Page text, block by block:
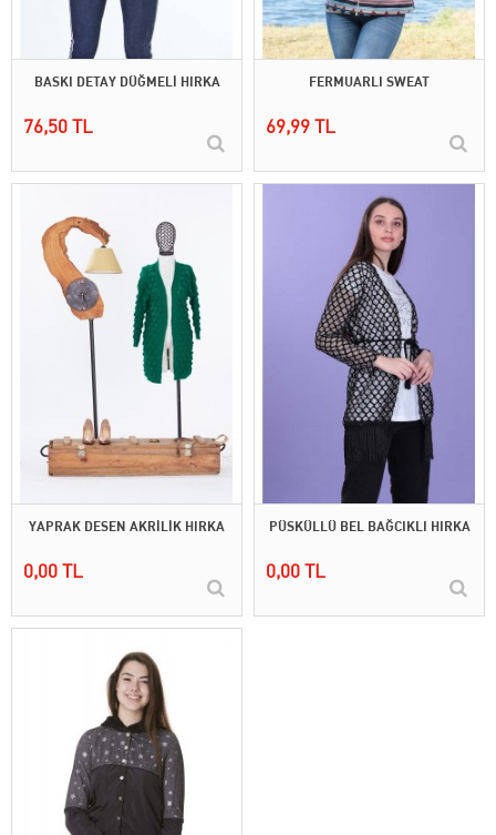
BASKI DETAY DÜĞMELİ HIRKA
76,50 TL
FERMUARLI SWEAT
69,99 TL
YAPRAK DESEN AKRİLİK HIRKA
0,00 TL
PÜSKÜLLÜ BEL BAĞCIKLI HIRKA
0,00 TL